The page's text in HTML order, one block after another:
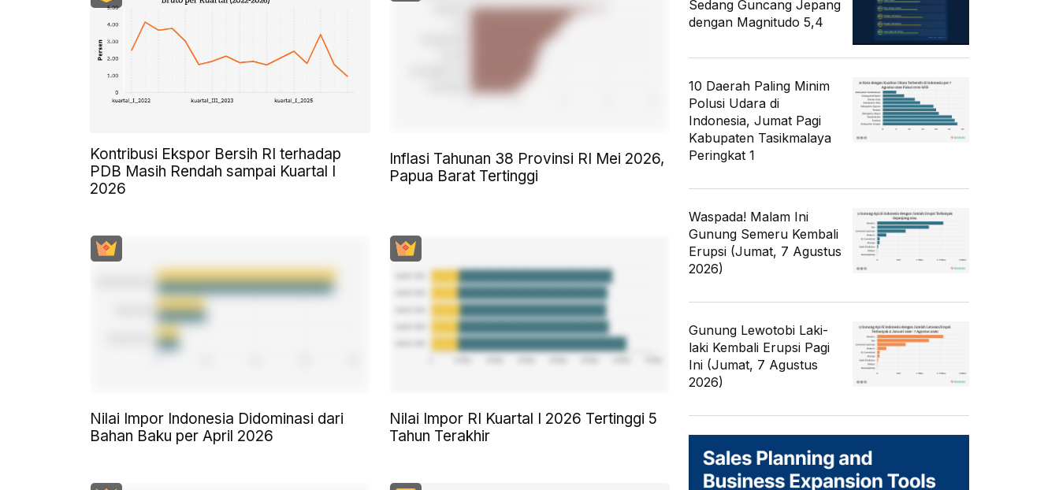
Kontribusi Ekspor Bersih RI terhadap
PDB Masih Rendah sampai Kuartal I
2026
Inflasi Tahunan 38 Provinsi RI Mei 2026,
Papua Barat Tertinggi
Nilai Impor Indonesia Didominasi dari
Bahan Baku per April 2026
Nilai Impor RI Kuartal I 2026 Tertinggi 5
Tahun Terakhir
Sedang Guncang Jepang
dengan Magnitudo 5,4
10 Daerah Paling Minim
Polusi Udara di
Indonesia, Jumat Pagi
Kabupaten Tasikmalaya
Peringkat 1
Waspada! Malam Ini
Gunung Semeru Kembali
Erupsi (Jumat, 7 Agustus
2026)
Gunung Lewotobi Laki-
laki Kembali Erupsi Pagi
Ini (Jumat, 7 Agustus
2026)